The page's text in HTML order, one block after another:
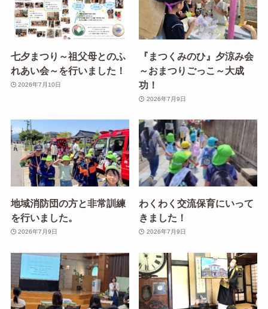
七夕まつり～祖父母とのふ
れあい会～を行いました！
2026年7月10日
『まつくみのひ』夕涼み会
～おまつりごっこ～大成
功！
2026年7月9日
地域消防団の方と非常訓練
を行いました。
2026年7月9日
わくわく交流保育にいって
きました！
2026年7月9日